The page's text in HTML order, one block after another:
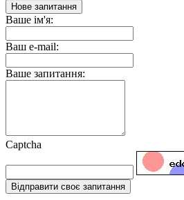
Нове запитання
Ваше ім'я:
Ваш e-mail:
Ваше запитання:
Captcha
Відправити своє запитання